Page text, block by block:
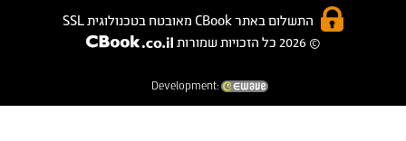
התשלום באתר CBook מאובטח בטכנולוגית SSL
© 2026 כל הזכויות שמורות
Development: